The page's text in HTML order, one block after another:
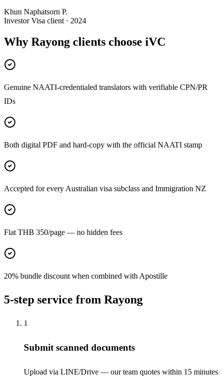
Khun Naphatsorn P.
Investor Visa client · 2024
Why Rayong clients choose iVC
Genuine NAATI-credentialed translators with verifiable CPN/PR
IDs
Both digital PDF and hard-copy with the official NAATI stamp
Accepted for every Australian visa subclass and Immigration NZ
Flat THB 350/page — no hidden fees
20% bundle discount when combined with Apostille
5-step service from Rayong
1
Submit scanned documents
Upload via LINE/Drive — our team quotes within 15 minutes